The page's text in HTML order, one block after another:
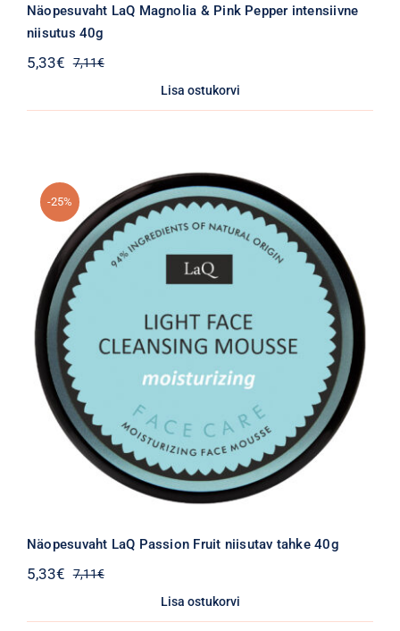
Näopesuvaht LaQ Magnolia & Pink Pepper intensiivne
niisutus 40g
7,11€Algne
oli:
5,33€
Praegune
on:
Lisa ostukorvi
-25%
Näopesuvaht LaQ Passion Fruit niisutav tahke 40g
7,11€Algne
oli:
5,33€
Praegune
on:
Lisa ostukorvi